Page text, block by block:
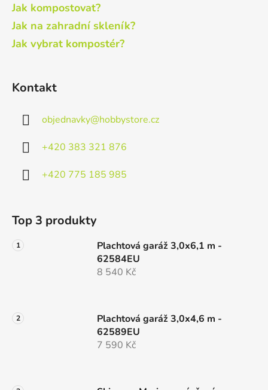
Jak kompostovat?
Jak na zahradní skleník?
Jak vybrat kompostér?
Kontakt
objednavky@hobbystore.cz
+420 383 321 876
+420 775 185 985
Top 3 produkty
Plachtová garáž 3,0x6,1 m -
62584EU
8 540 Kč
Plachtová garáž 3,0x4,6 m -
62589EU
7 590 Kč